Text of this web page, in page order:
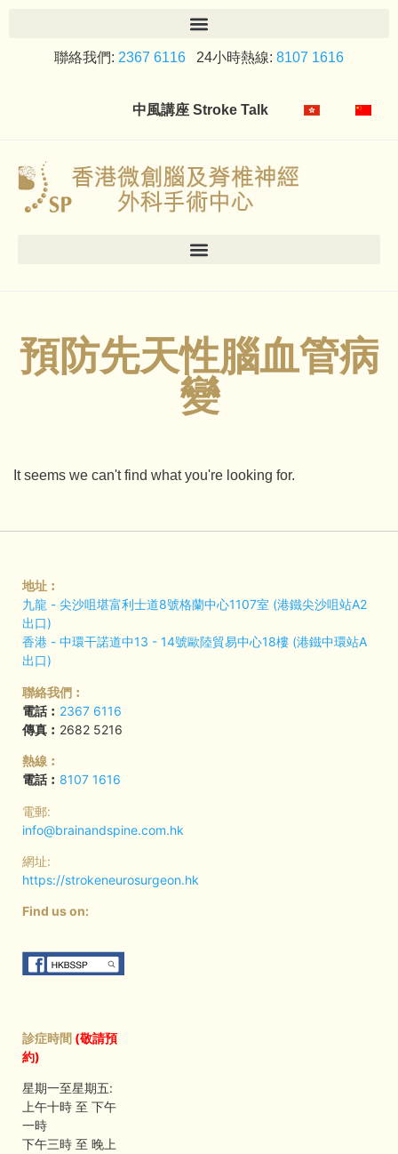
聯絡我們: 2367 6116 24小時熱線: 8107 1616
中風講座 Stroke Talk
預防先天性腦血管病
變
It seems we can't find what you're looking for.
地址︰
九龍 - 尖沙咀堪富利士道8號格蘭中心1107室 (港鐵尖沙咀站A2
出口)
香港 - 中環干諾道中13 - 14號歐陸貿易中心18樓 (港鐵中環站A
出口)
聯絡我們︰
電話︰ 2367 6116
傳真︰ 2682 5216
熱線︰
電話︰ 8107 1616
電郵:
info@brainandspine.com.hk
網址:
https://strokeneurosurgeon.hk
Find us on:
診症時間 (敬請預
約)
星期一至星期五:
上午十時 至 下午
一時
下午三時 至 晚上